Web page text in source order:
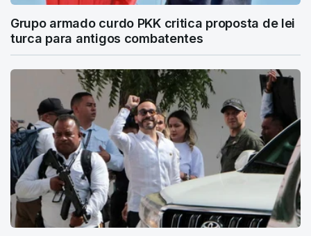
Grupo armado curdo PKK critica proposta de lei
turca para antigos combatentes